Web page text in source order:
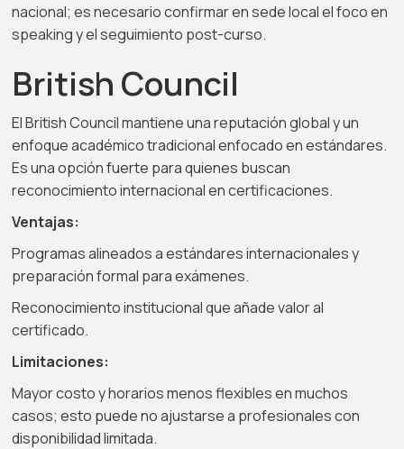
nacional; es necesario confirmar en sede local el foco en
speaking y el seguimiento post-curso.
British Council
El British Council mantiene una reputación global y un
enfoque académico tradicional enfocado en estándares.
Es una opción fuerte para quienes buscan
reconocimiento internacional en certificaciones.
Ventajas:
Programas alineados a estándares internacionales y
preparación formal para exámenes.
Reconocimiento institucional que añade valor al
certificado.
Limitaciones:
Mayor costo y horarios menos flexibles en muchos
casos; esto puede no ajustarse a profesionales con
disponibilidad limitada.